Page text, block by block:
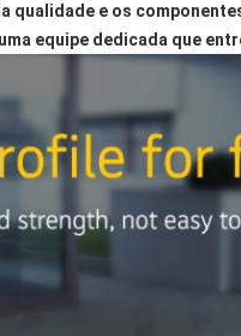
qualidade e os
equipe dedicada que